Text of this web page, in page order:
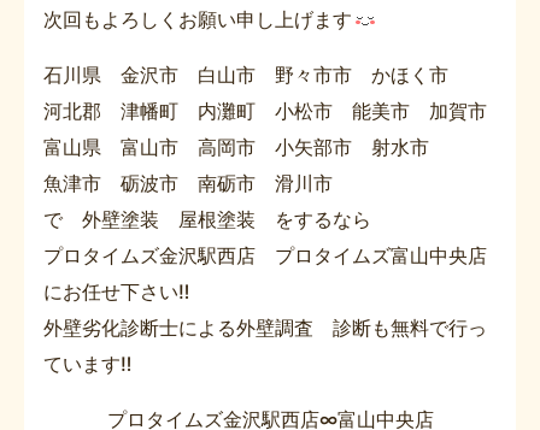
次回もよろしくお願い申し上げます
石川県 金沢市 白山市 野々市市 かほく市
河北郡 津幡町 内灘町 小松市 能美市 加賀市
富山県 富山市 高岡市 小矢部市 射水市
魚津市 砺波市 南砺市 滑川市
で 外壁塗装 屋根塗装 をするなら
プロタイムズ金沢駅西店 プロタイムズ富山中央店
にお任せ下さい‼
外壁劣化診断士による外壁調査 診断も無料で行っ
ています‼
プロタイムズ金沢駅西店∞富山中央店